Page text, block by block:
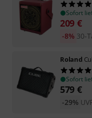
Sofort
209 €
30-
-8%
Roland
Sofort
579 €
-29%